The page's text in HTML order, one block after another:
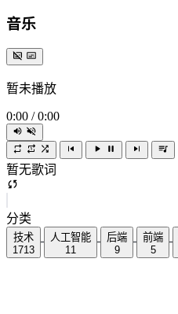
音乐
暂未播放
0:00 / 0:00
暂无歌词
分类
技术
1713
人工智能
11
后端
9
前端
5